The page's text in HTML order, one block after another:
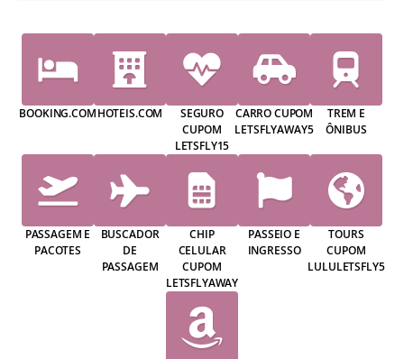
BOOKING.COMHOTEIS.COM
SEGURO
CUPOM
LETSFLY15
CARRO CUPOM
LETSFLYAWAY5
TREM E
ÔNIBUS
PASSAGEM E
PACOTES
BUSCADOR
DE
PASSAGEM
CHIP
CELULAR
CUPOM
LETSFLYAWAY
PASSEIO E
INGRESSO
TOURS
CUPOM
LULULETSFLY5